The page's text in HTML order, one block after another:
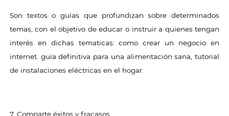
Son textos o guías que profundizan sobre determinados
temas, con el objetivo de educar o instruir a quienes tengan
interés en dichas tematicas: como crear un negocio en
internet. guía definitiva para una alimentación sana, tutorial
de instalaciones eléctricas en el hogar.
7. Comparte éxitos y fracasos